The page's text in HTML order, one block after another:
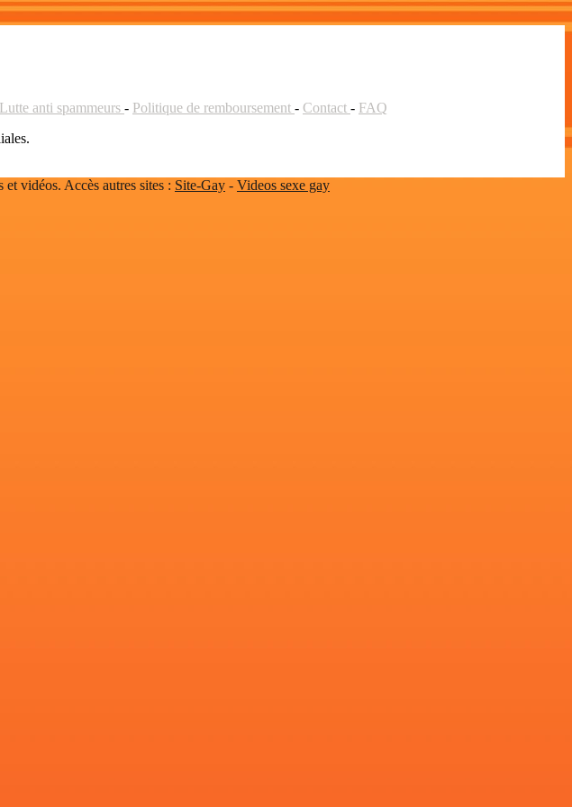
Lutte anti spammeurs - Politique de remboursement - Contact - FAQ
vidéos. Accès autres sites : Site-Gay - Videos sexe gay